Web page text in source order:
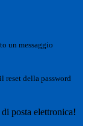
un messaggio
reset della password
posta elettronica!